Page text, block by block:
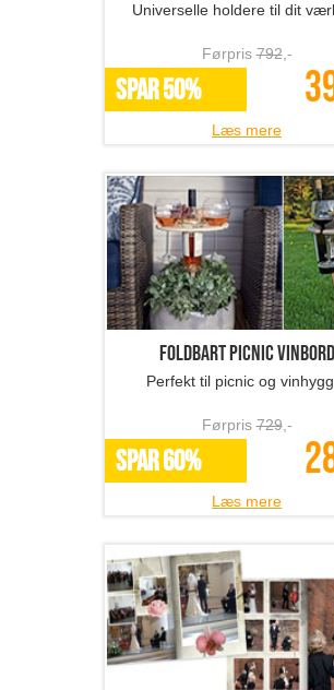
Universelle holdere til dit
Førpris792,-
SPAR 50%
Læs mere
Foldbart picnic vinbord
Perfekt til picnic og
Førpris729,-
SPAR 60%
Læs mere